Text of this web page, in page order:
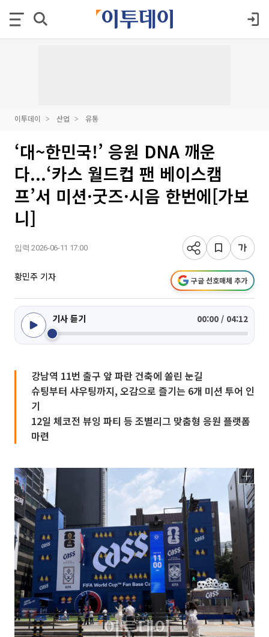
이투데이 산업 유통
‘대~한민국!’ 응원 DNA 깨운
다...‘카스 월드컵 팬 베이스캠
프’서 미션·굿즈·시음 한번에[가보
니]
입력 2026-06-11 17:00
황민주 기자 구글 선호매체 추가
기사 듣기 00:00 / 04:12
강남역 11번 출구 앞 파란 건축에 쏠린 눈길
슈팅부터 샤우팅까지, 오감으로 즐기는 6개 미션 투어 인
기
12일 체코전 뷰잉 파티 등 조별리그 맞춤형 응원 플랫폼
마련